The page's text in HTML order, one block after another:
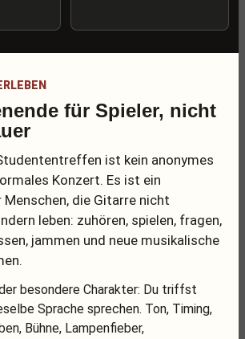
für Spieler, nicht
ist kein anonymes
Konzert. Es ist ein
die Gitarre nicht
leben: zuhören, spielen, fragen,
jammen und neue musikalische
besondere Charakter: Du triffst
Sprache sprechen. Ton, Timing,
Bühne, Lampenfieber,